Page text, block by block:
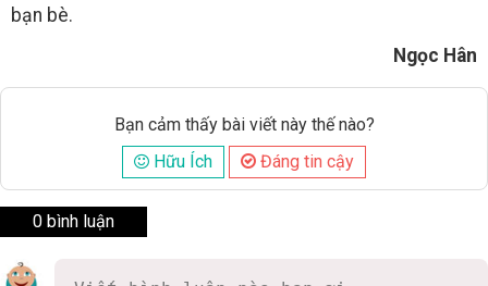
bạn bè.
Ngọc Hân
Bạn cảm thấy bài viết này thế nào?
Hữu Ích
Đáng tin cậy
0 bình luận